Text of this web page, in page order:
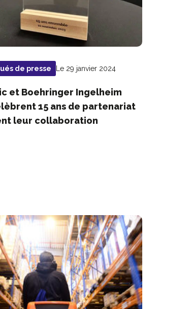
de presse Le 29 janvier 2024
et Boehringer Ingelheim
15 ans de partenariat
leur collaboration